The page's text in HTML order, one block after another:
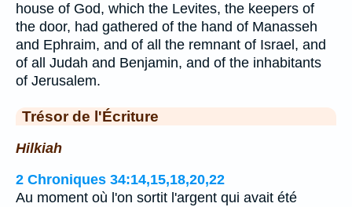
house of God, which the Levites, the keepers of
the door, had gathered of the hand of Manasseh
and Ephraim, and of all the remnant of Israel, and
of all Judah and Benjamin, and of the inhabitants
of Jerusalem.
Trésor de l'Écriture
Hilkiah
2 Chroniques 34:14,15,18,20,22
Au moment où l'on sortit l'argent qui avait été